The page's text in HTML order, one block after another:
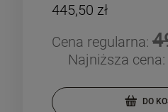
445,50 zł
Cena regularna:
Najniższa cena:
DO